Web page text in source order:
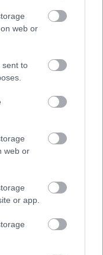
web or
sent to
web or
or app.
titok
MI